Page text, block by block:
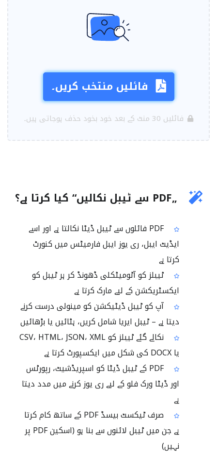
فائلیں منتخب کریں۔
فائلیں 30 منٹ کے بعد خود بخود حذف ہوجاتی ہیں۔
„PDF سے ٹیبل نکالیں“ کیا کرتا ہے؟
PDF فائلوں سے ٹیبل ڈیٹا نکالتا ہے اور اسے
ایڈیٹ ایبل، ری یوز ایبل فارمیٹس میں کنورٹ
کرتا ہے
ٹیبلز کو آٹومیٹکلی ڈھونڈ کر ہر ٹیبل کو
ایکسٹریکشن کے لیے مارک کرتا ہے
آپ کو ٹیبل ڈیٹیکشن کو مینولی درست کرنے
دیتا ہے – ٹیبل ایریا شامل کریں، ہٹائیں یا بڑھائیں
نکالے گئے ٹیبلز کو CSV، HTML، JSON، XML
یا DOCX کی شکل میں ایکسپورٹ کرتا ہے
PDF کے ٹیبل ڈیٹا کو اسپریڈشیٹ، رپورٹس
اور ڈیٹا ورک فلو کے لیے ری یوز کرنے میں مدد دیتا
ہے
صرف ٹیکسٹ بیسڈ PDF کے ساتھ کام کرتا
ہے جن میں ٹیبل لائنوں سے بنا ہو (اسکین PDF پر
نہیں)